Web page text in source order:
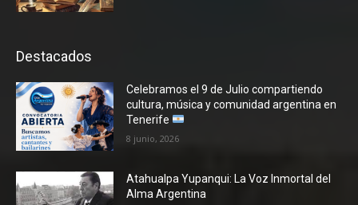
Destacados
Celebramos el 9 de Julio compartiendo
cultura, música y comunidad argentina en
Tenerife
8 junio, 2026
Atahualpa Yupanqui: La Voz Inmortal del
Alma Argentina